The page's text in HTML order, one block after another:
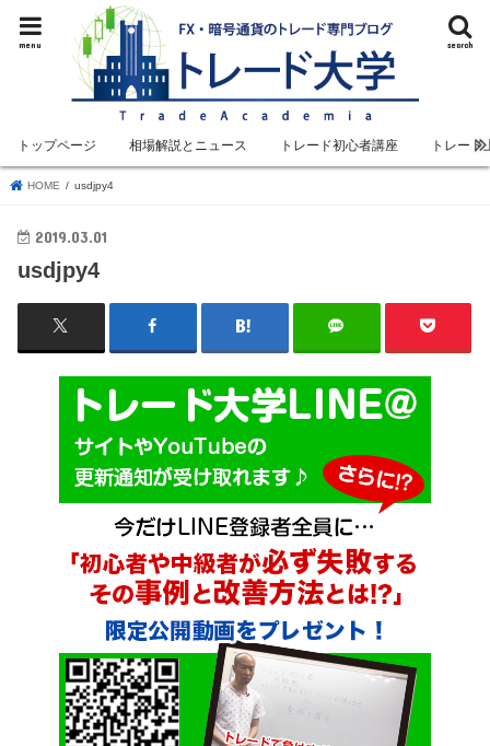
search
menu
トップページ 相場解説とニュース トレード初心者講座 トレード
HOME usdjpy4
2019.03.01
usdjpy4